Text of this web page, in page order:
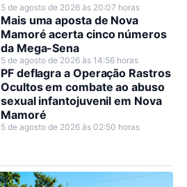
5 de agosto de 2026 às 20:07 horas
Mais uma aposta de Nova
Mamoré acerta cinco números
da Mega-Sena
5 de agosto de 2026 às 14:56 horas
PF deflagra a Operação Rastros
Ocultos em combate ao abuso
sexual infantojuvenil em Nova
Mamoré
5 de agosto de 2026 às 02:50 horas